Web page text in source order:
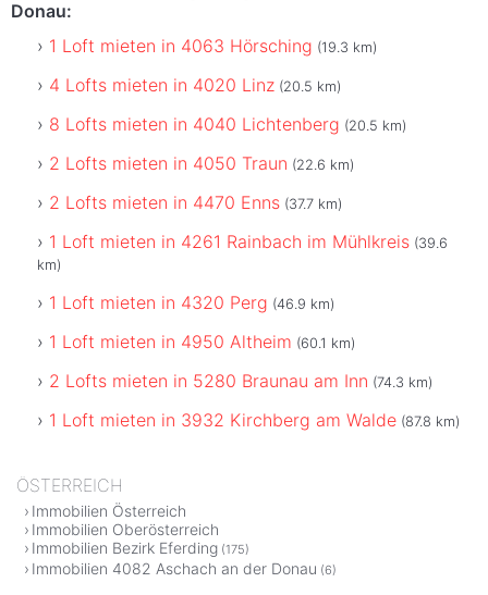
Donau:
1 Loft mieten in 4063 Hörsching (19.3 km)
4 Lofts mieten in 4020 Linz (20.5 km)
8 Lofts mieten in 4040 Lichtenberg (20.5 km)
2 Lofts mieten in 4050 Traun (22.6 km)
2 Lofts mieten in 4470 Enns (37.7 km)
1 Loft mieten in 4261 Rainbach im Mühlkreis (39.6
km)
1 Loft mieten in 4320 Perg (46.9 km)
1 Loft mieten in 4950 Altheim (60.1 km)
2 Lofts mieten in 5280 Braunau am Inn (74.3 km)
1 Loft mieten in 3932 Kirchberg am Walde (87.8 km)
ÖSTERREICH
Immobilien Österreich
Immobilien Oberösterreich
Immobilien Bezirk Eferding (175)
Immobilien 4082 Aschach an der Donau (6)